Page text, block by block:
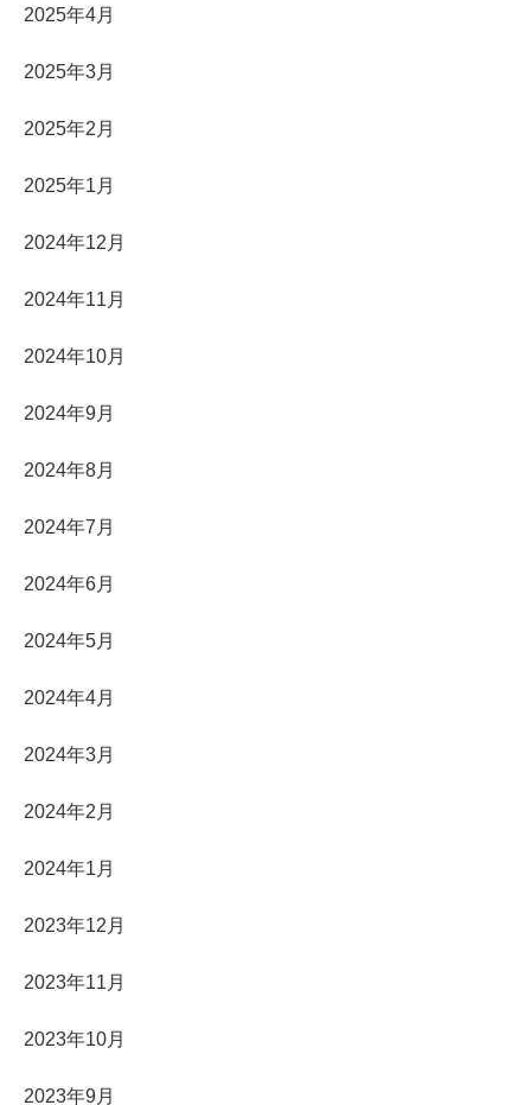
2025年4月
2025年3月
2025年2月
2025年1月
2024年12月
2024年11月
2024年10月
2024年9月
2024年8月
2024年7月
2024年6月
2024年5月
2024年4月
2024年3月
2024年2月
2024年1月
2023年12月
2023年11月
2023年10月
2023年9月